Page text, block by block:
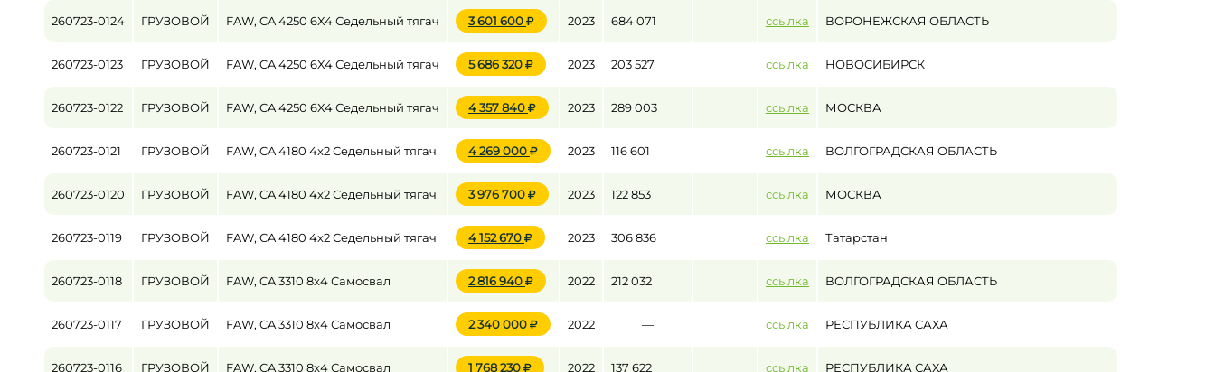
260723-0124 ГРУЗОВОЙ FAW, CA 4250 6X4 Седельный тягач 3 601 600 2023 684 071 ссылка ВОРОНЕЖСКАЯ ОБЛАСТЬ
260723-0123 ГРУЗОВОЙ FAW, CA 4250 6X4 Седельный тягач 5 686 320 2023 203 527 ссылка НОВОСИБИРСК
260723-0122 ГРУЗОВОЙ FAW, CA 4250 6X4 Седельный тягач 4 357 840 2023 289 003 ссылка МОСКВА
260723-0121 ГРУЗОВОЙ FAW, CA 4180 4x2 Седельный тягач 4 269 000 2023 116 601 ссылка ВОЛГОГРАДСКАЯ ОБЛАСТЬ
260723-0120 ГРУЗОВОЙ FAW, CA 4180 4x2 Седельный тягач 3 976 700 2023 122 853 ссылка МОСКВА
260723-0119 ГРУЗОВОЙ FAW, CA 4180 4x2 Седельный тягач 4 152 670 2023 306 836 ссылка Татарстан
260723-0118 ГРУЗОВОЙ FAW, CA 3310 8x4 Самосвал 2 816 940 2022 212 032 ссылка ВОЛГОГРАДСКАЯ ОБЛАСТЬ
260723-0117 ГРУЗОВОЙ FAW, CA 3310 8x4 Самосвал 2 340 000 2022 — ссылка РЕСПУБЛИКА САХА
260723-0116 ГРУЗОВОЙ FAW, CA 3310 8x4 Самосвал 1 768 230 2022 137 622 ссылка РЕСПУБЛИКА САХА